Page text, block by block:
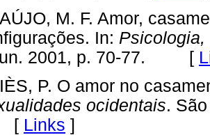
M. F. Amor,
In:
2001, p. 70-77. [
P. O amor no
ocidentais.
Links ]